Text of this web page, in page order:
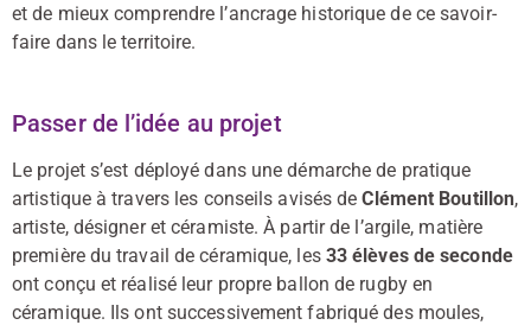
et de mieux comprendre l’ancrage historique de ce savoir-
faire dans le territoire.
Passer de l’idée au projet
Le projet s’est déployé dans une démarche de pratique
artistique à travers les conseils avisés deClément Boutillon,
artiste, désigner et céramiste. À partir de l’argile, matière
première du travail de céramique, les 33 élèves de seconde
ont conçu et réalisé leur propre ballon de rugby en
céramique. Ils ont successivement fabriqué des moules,